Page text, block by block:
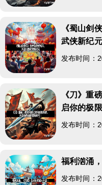
《蜀山剑
武侠新纪元
发布时间：
《刀》重
启你的极
发布时间：
福利汹涌
发布时间：